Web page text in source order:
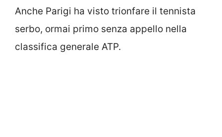
Anche Parigi ha visto trionfare il tennista
serbo, ormai primo senza appello nella
classifica generale ATP.